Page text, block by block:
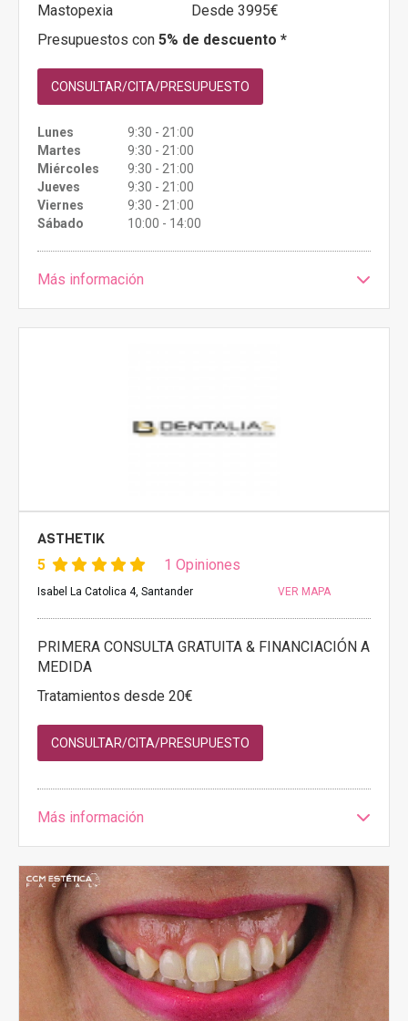
Mastopexia
Desde 3995€
Presupuestos con 5% de descuento *
CONSULTAR/CITA/PRESUPUESTO
Lunes
9:30 - 21:00
Martes
9:30 - 21:00
Miércoles
9:30 - 21:00
Jueves
9:30 - 21:00
Viernes
9:30 - 21:00
Sábado
10:00 - 14:00
Más información
ASTHETIK
5 1 Opiniones
Isabel La Catolica 4, Santander VER MAPA
PRIMERA CONSULTA GRATUITA & FINANCIACIÓN A
MEDIDA
Tratamientos desde 20€
CONSULTAR/CITA/PRESUPUESTO
Más información